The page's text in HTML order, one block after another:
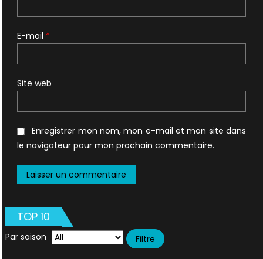
E-mail *
Site web
Enregistrer mon nom, mon e-mail et mon site dans
le navigateur pour mon prochain commentaire.
TOP 10
Par saison